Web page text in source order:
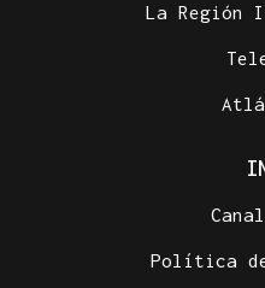
La Región
Política